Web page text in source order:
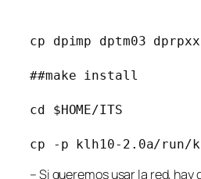
cp dpimp dptm03
##make install
cd $HOME/ITS
cp -p klh10-2.0a/
– Si queremos usar la red, hay